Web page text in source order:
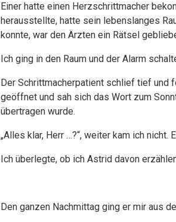
Einer hatte einen Herzschrittmacher
herausstellte, hatte sein lebenslanges
konnte, war den Ärzten ein Rätsel
Ich ging in den Raum und der Alarm
Der Schrittmacherpatient schlief tief und
geöffnet und sah sich das Wort zum
übertragen wurde.
„Alles klar, Herr …?“, weiter kam ich
Ich überlegte, ob ich Astrid davon
Den ganzen Nachmittag ging er mir aus